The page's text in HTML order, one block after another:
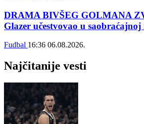
DRAMA BIVŠEG GOLMANA
Glazer učestvovao u saobraćajnoj
Fudbal 16:36 06.08.2026.
Najčitanije vesti